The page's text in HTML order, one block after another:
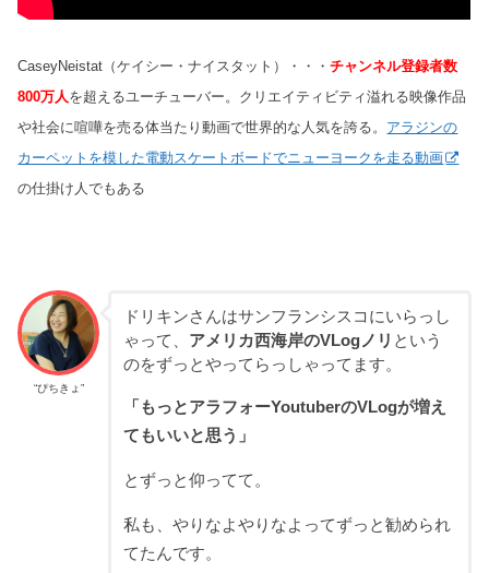
CaseyNeistat（ケイシー・ナイスタット）・・・チャンネル登録者数
800万人を超えるユーチューバー。クリエイティビティ溢れる映像作品
や社会に喧嘩を売る体当たり動画で世界的な人気を誇る。 アラジンの
カーペットを模した電動スケートボードでニューヨークを走る動画
の仕掛け人でもある
“ぴちきょ”
ドリキンさんはサンフランシスコにいらっし
ゃって、 アメリカ西海岸のVLogノリ という
のをずっとやってらっしゃってます。
「もっとアラフォーYoutuberのVLogが増え
てもいいと思う」
とずっと仰ってて。
私も、やりなよやりなよってずっと勧められ
てたんです。